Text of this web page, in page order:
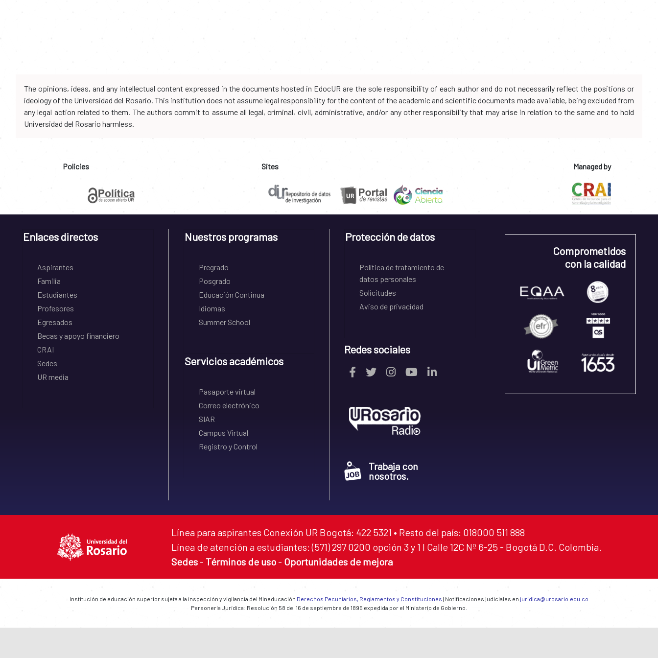
The opinions, ideas, and any intellectual content expressed in the documents hosted in EdocUR are the sole responsibility of each author and do not necessarily reflect the positions or
ideology of the Universidad del Rosario. This institution does not assume legal responsibility for the content of the academic and scientific documents made available, being excluded from
any legal action related to them. The authors commit to assume all legal, criminal, civil, administrative, and/or any other responsibility that may arise in relation to the same and to hold
Universidad del Rosario harmless.
Policies Sites Managed by
Enlaces directos
Aspirantes
Familia
Estudiantes
Profesores
Egresados
Becas y apoyo financiero
CRAI
Sedes
UR media
Nuestros programas
Pregrado
Posgrado
Educación Continua
Idiomas
Summer School
Servicios académicos
Pasaporte virtual
Correo electrónico
SIAR
Campus Virtual
Registro y Control
Protección de datos
Política de tratamiento de
datos personales
Solicitudes
Aviso de privacidad
Redes sociales
Trabaja con
nosotros.
Comprometidos
con la calidad
Línea para aspirantes Conexión UR Bogotá: 422 5321 • Resto del país: 018000 511 888
Línea de atención a estudiantes: (571) 297 0200 opción 3 y 1 I Calle 12C Nº 6-25 - Bogotá D.C. Colombia.
Sedes - Términos de uso - Oportunidades de mejora
Institución de educación superior sujeta a la inspección y vigilancia del Mineducación Derechos Pecuniarios, Reglamentos y Constituciones | Notificaciones judiciales en juridica@urosario.edu.co
Personería Jurídica: Resolución 58 del 16 de septiembre de 1895 expedida por el Ministerio de Gobierno.